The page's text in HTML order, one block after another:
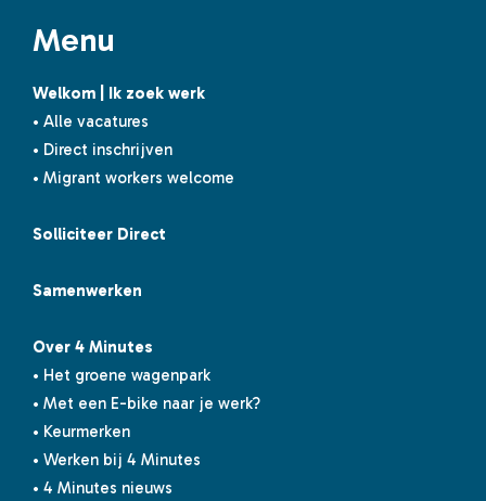
Menu
Welkom | Ik zoek werk
• Alle vacatures
• Direct inschrijven
• Migrant workers welcome
Solliciteer Direct
Samenwerken
Over 4 Minutes
• Het groene wagenpark
• Met een E-bike naar je werk?
• Keurmerken
• Werken bij 4 Minutes
• 4 Minutes nieuws